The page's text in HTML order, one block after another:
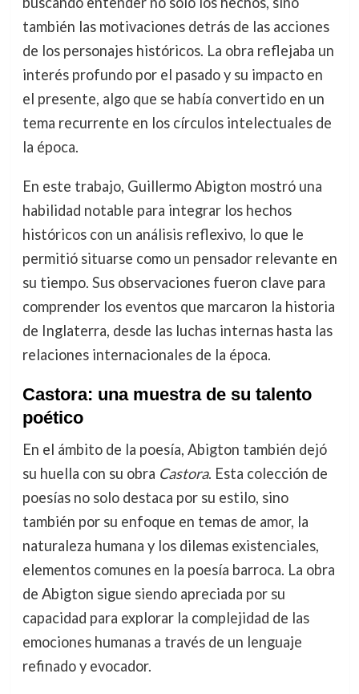
también las motivaciones detrás de las acciones
de los personajes históricos. La obra reflejaba un
interés profundo por el pasado y su impacto en
el presente, algo que se había convertido en un
tema recurrente en los círculos intelectuales de
la época.
En este trabajo, Guillermo Abigton mostró una
habilidad notable para integrar los hechos
históricos con un análisis reflexivo, lo que le
permitió situarse como un pensador relevante en
su tiempo. Sus observaciones fueron clave para
comprender los eventos que marcaron la historia
de Inglaterra, desde las luchas internas hasta las
relaciones internacionales de la época.
Castora: una muestra de su talento
poético
En el ámbito de la poesía, Abigton también dejó
su huella con su obra Castora. Esta colección de
poesías no solo destaca por su estilo, sino
también por su enfoque en temas de amor, la
naturaleza humana y los dilemas existenciales,
elementos comunes en la poesía barroca. La obra
de Abigton sigue siendo apreciada por su
capacidad para explorar la complejidad de las
emociones humanas a través de un lenguaje
refinado y evocador.